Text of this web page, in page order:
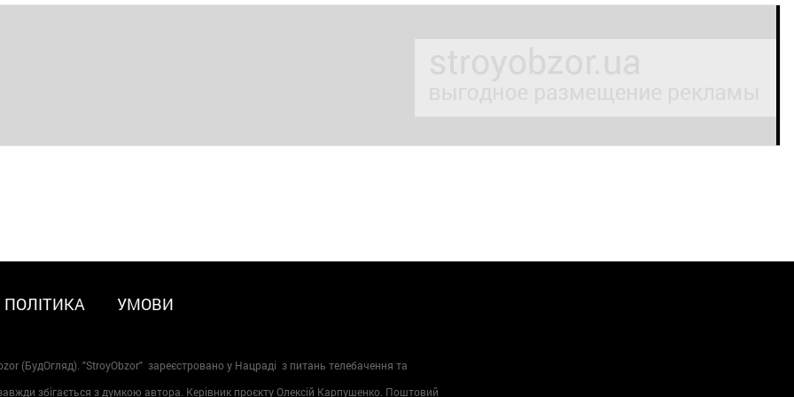
ПОЛІТИКА УМОВИ
(БудОгляд). "StroyObzor" зареєстровано у Нацраді з питань телебачення та
збігається з думкою автора. Керівник проєкту Олексій Карпушенко. Поштовий